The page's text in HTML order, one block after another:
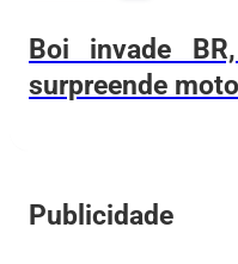
Boi invade
surpreende
Publicidade